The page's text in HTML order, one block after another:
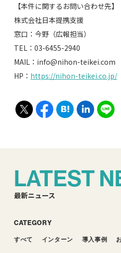
【本件に関するお問い合わせ先】
株式会社日本提携支援
窓口：今野（広報担当）
TEL：03-6455-2940
MAIL：info@nihon-teikei.com
HP： https://nihon-teikei.co.jp/
LATEST
最新ニュース
CATEGORY
すべて インターン 導入事例